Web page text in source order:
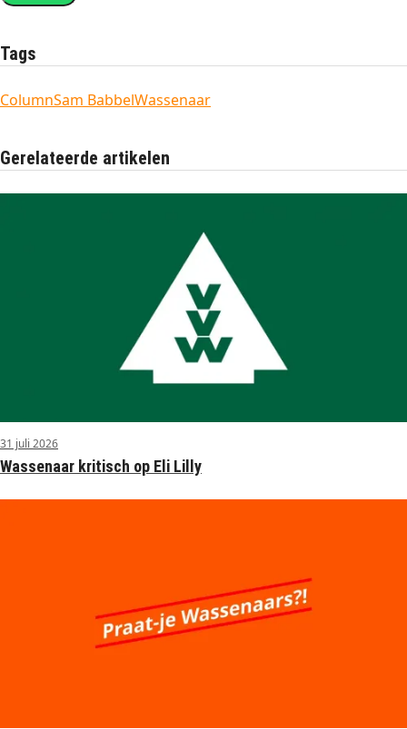
Tags
ColumnSam BabbelWassenaar
Gerelateerde artikelen
31 juli 2026
Wassenaar kritisch op Eli Lilly